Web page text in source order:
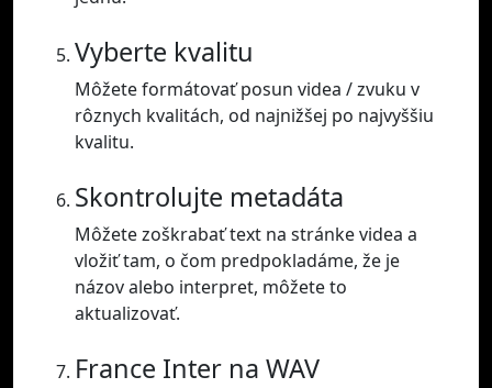
Vyberte kvalitu
Môžete formátovať posun videa / zvuku v
rôznych kvalitách, od najnižšej po najvyššiu
kvalitu.
Skontrolujte metadáta
Môžete zoškrabať text na stránke videa a
vložiť tam, o čom predpokladáme, že je
názov alebo interpret, môžete to
aktualizovať.
France Inter na WAV